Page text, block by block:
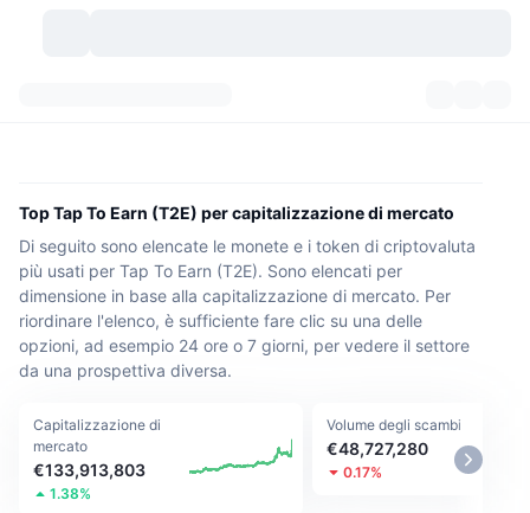
Categorie
Istantanee storiche
Sblocchi di token
Rendimenti
Risorse del mondo reale
Panoramica di mercato
Mercato Spot
N. di criptovalute
Bitcoin Tesorerie
BNB Tesorerie
Segnali New
Di tendenza
Nuovo
In Rialzo
Explorer meme
Scambi
Scambi centralizzati
Spot
Derivati
Exchange decentralizzati
Community
Feed
Argomenti
Live
API
API
API Crypto
Prodotti
Prodotti
Top Tap To Earn (T2E) per capitalizzazione di mercato
Di seguito sono elencate le monete e i token di criptovaluta
più usati per Tap To Earn (T2E). Sono elencati per
dimensione in base alla capitalizzazione di mercato. Per
riordinare l'elenco, è sufficiente fare clic su una delle
opzioni, ad esempio 24 ore o 7 giorni, per vedere il settore
da una prospettiva diversa.
Capitalizzazione di
mercato
€133,913,803
1.38%
Volume degli scambi
€48,727,280
0.17%